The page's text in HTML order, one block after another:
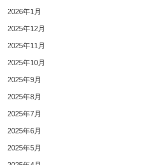
2026年1月
2025年12月
2025年11月
2025年10月
2025年9月
2025年8月
2025年7月
2025年6月
2025年5月